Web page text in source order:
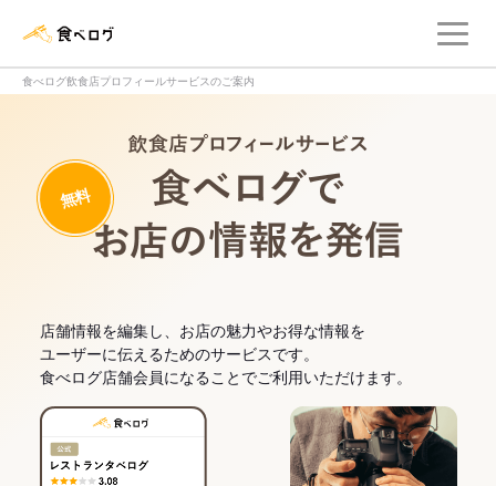
食べログ飲食店プロフィールサービスのご案内
無料
店舗情報を編集し、お店の魅力やお得な情報を
ユーザーに伝えるためのサービスです。
食べログ店舗会員になることでご利用いただけます。